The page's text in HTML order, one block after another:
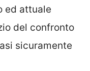
ed attuale
del confronto
sicuramente